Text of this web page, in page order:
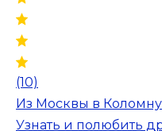
(10)
Из Москвы в
Узнать и полюбить